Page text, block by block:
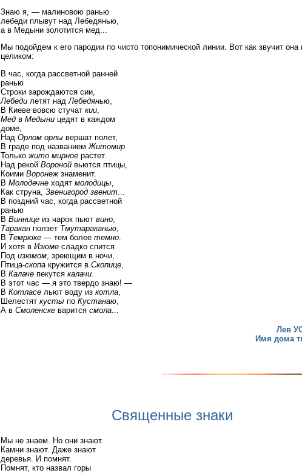
Знаю я, — малиновою ранью
лебеди плывут над Лебедянью,
а в Медыни золотится мед...
Мы подойдем к его пародии по чисто топонимической линии. Вот как звучит она
целиком:
В час, когда рассветной ранней
ранью
Строки зарождаются сии,
Лебеди летят над Лебедянью
В Киеве вовсю стучат кии
Мед в Медыни цедят в каждом
доме,
Над Орлом орлы вершат полет,
В граде под названием Житомир
Только жито мирное растет.
Над рекой Вороной вьются птицы,
Коими Воронежзнаменит.
В Молодечне ходят молодицы
Как струна, Звенигород звенит
В поздний час, когда рассветной
ранью
В Виннице из чарок пьют вино
Таракан ползет Тмутараканью
В Темрюке — тем более темно
И хотя в Изюме сладко спится
Под изюмом , зреющим в ночи,
Птица-скопа кружится в Скопице
В Калаче пекутся калачи
В этот час — я это твердо знаю! —
В Котласе льют воду из котла
Шелестят кусты по Кустанаю
А в Смоленске варится смола
Лев
Имя дома
Священные знаки
Мы не знаем. Но они знают.
Камни знают. Даже знают
деревья. И помнят.
Помнят, кто назвал горы